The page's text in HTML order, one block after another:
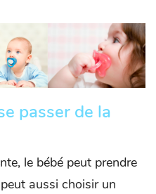
passer de la
le bébé peut prendre
aussi choisir un